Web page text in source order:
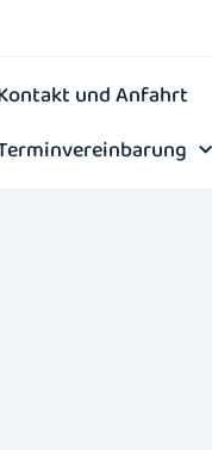
und Anfahrt